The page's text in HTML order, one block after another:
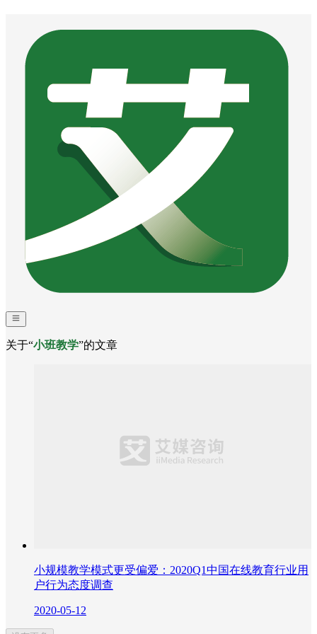
关于“小班教学”的文章
小规模教学模式更受偏爱：2020Q1中国在线教育行业用
户行为态度调查
2020-05-12